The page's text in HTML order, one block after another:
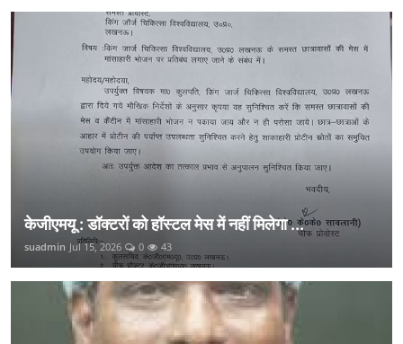
केजीएमयू : डॉक्टरों को हॉस्टल मेस में नहीं मिलेगा ...
suadmin Jul 15, 2026 0 43